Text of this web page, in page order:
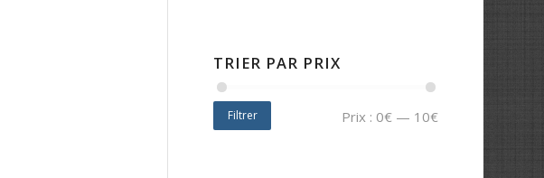
TRIER PAR PRIX
Filtrer Prix : 0€— 10€